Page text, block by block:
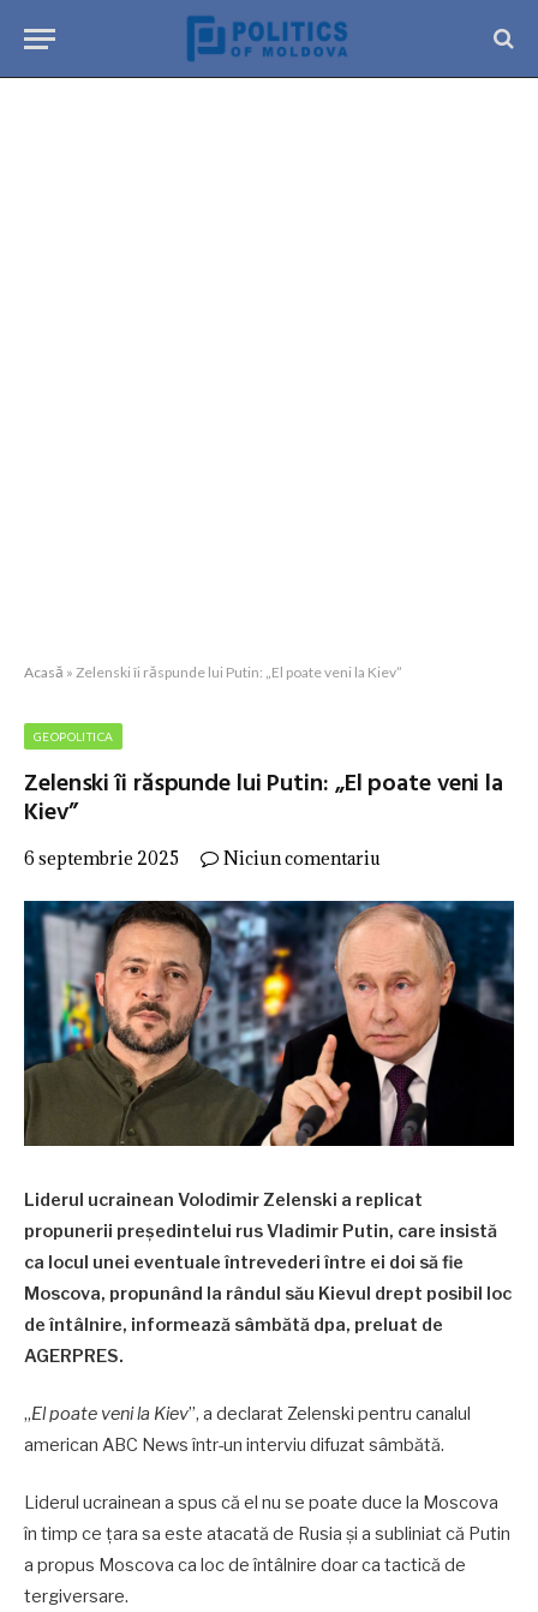
Acasă » Zelenski îi răspunde lui Putin: „El poate veni la Kiev”
GEOPOLITICA
Zelenski îi răspunde lui Putin: „El poate veni la
Kiev”
6 septembrie 2025 Niciun comentariu
Liderul ucrainean Volodimir Zelenski a replicat
propunerii președintelui rus Vladimir Putin, care insistă
ca locul unei eventuale întrevederi între ei doi să fie
Moscova, propunând la rândul său Kievul drept posibil loc
de întâlnire, informează sâmbătă dpa, preluat de
AGERPRES.
„El poate veni la Kiev”, a declarat Zelenski pentru canalul
american ABC News într-un interviu difuzat sâmbătă.
Liderul ucrainean a spus că el nu se poate duce la Moscova
în timp ce țara sa este atacată de Rusia și a subliniat că Putin
a propus Moscova ca loc de întâlnire doar ca tactică de
tergiversare.